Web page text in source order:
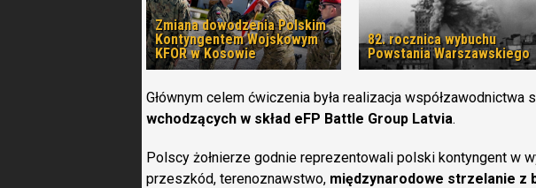
Zmiana dowodzenia Polskim
Kontyngentem Wojskowym
KFOR w Kosowie
82. rocznica wybuchu
Powstania Warszawskiego
Głównym celem ćwiczenia była realizacja współzawodnictwa
wchodzących w skład eFP Battle Group Latvia.
Polscy żołnierze godnie reprezentowali polski kontyngent w
przeszkód, terenoznawstwo, międzynarodowe strzelanie z